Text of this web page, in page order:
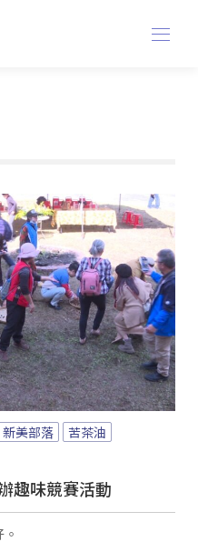
新美部落
苦茶油
趣味競賽活動